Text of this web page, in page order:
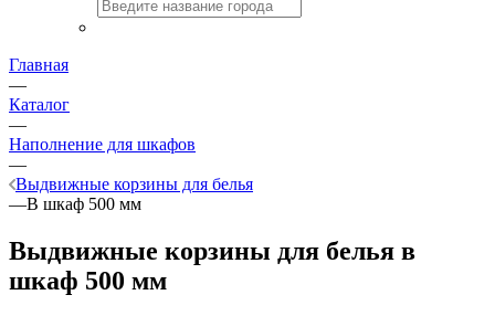
Главная
—
Каталог
—
Наполнение для шкафов
—
Выдвижные корзины для белья
—В шкаф 500 мм
Выдвижные корзины для белья в
шкаф 500 мм